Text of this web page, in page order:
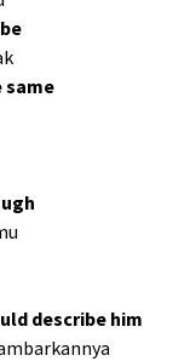
same
describe him